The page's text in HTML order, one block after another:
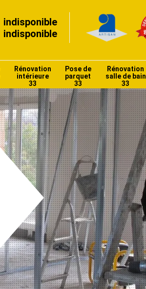
indisponible
indisponible
Rénovation
intérieure
33
Pose de
parquet
33
Rénovation
salle de bain
33